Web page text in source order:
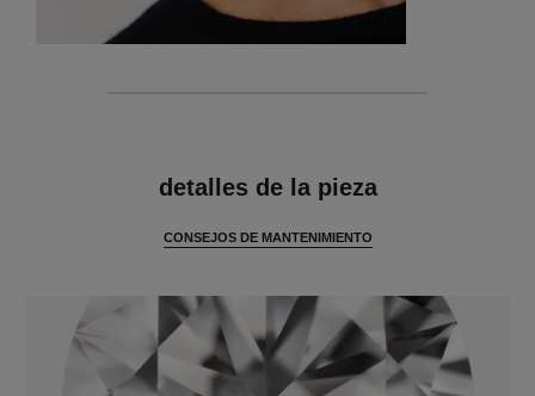
detalles de la pieza
CONSEJOS DE MANTENIMIENTO